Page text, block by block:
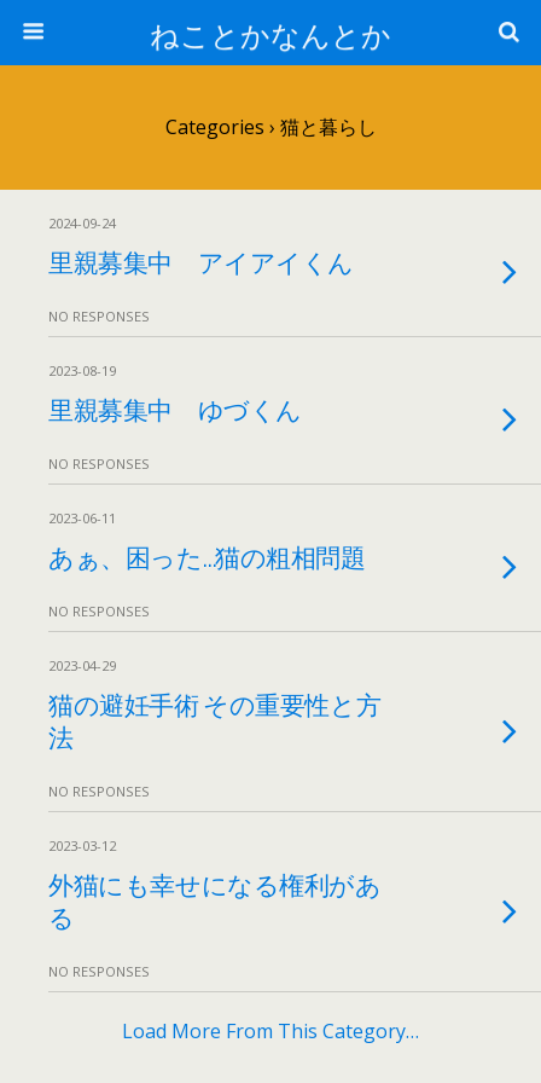
ねことかなんとか
Categories › 猫と暮らし
2024-09-24
里親募集中 アイアイくん
NO RESPONSES
2023-08-19
里親募集中 ゆづくん
NO RESPONSES
2023-06-11
あぁ、困った…猫の粗相問題
NO RESPONSES
2023-04-29
猫の避妊手術 その重要性と方
法
NO RESPONSES
2023-03-12
外猫にも幸せになる権利があ
る
NO RESPONSES
Load More From This Category…